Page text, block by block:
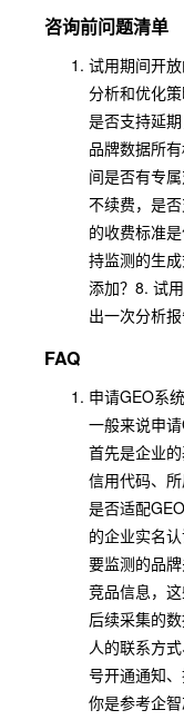
咨询前问题清单
试用期间开
分析和优化
是否支持延
品牌数据所
间是否有专
不续费，是
的收费标准
持监测的生
添加？8. 试
出一次分析报
FAQ
申请GEO系
一般来说申
首先是企业
信用代码、
是否适配
的企业实名
要监测的品
竞品信息，
后续采集的
人的联系方
号开通通知
你是参考企